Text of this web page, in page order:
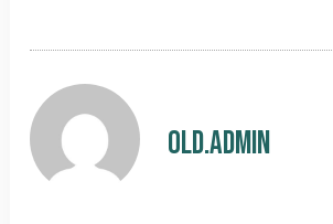
old.admin